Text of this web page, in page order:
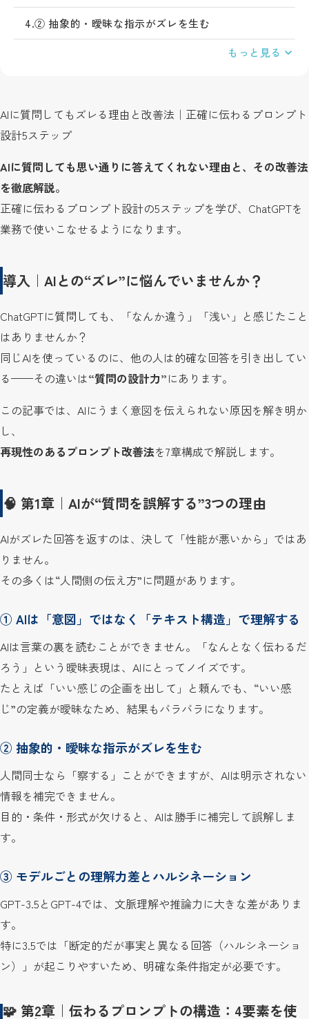
4.② 抽象的・曖昧な指示がズレを生む
もっと見る
AIに質問してもズレる理由と改善法｜正確に伝わるプロンプト
設計5ステップ
AIに質問しても思い通りに答えてくれない理由と、その改善法
を徹底解説。
正確に伝わるプロンプト設計の5ステップを学び、ChatGPTを
業務で使いこなせるようになります。
導入｜AIとの“ズレ”に悩んでいませんか？
ChatGPTに質問しても、「なんか違う」「浅い」と感じたこと
はありませんか？
同じAIを使っているのに、他の人は的確な回答を引き出してい
る——その違いは“質問の設計力”にあります。
この記事では、AIにうまく意図を伝えられない原因を解き明か
し、
再現性のあるプロンプト改善法を7章構成で解説します。
🧠 第1章｜AIが“質問を誤解する”3つの理由
AIがズレた回答を返すのは、決して「性能が悪いから」ではあ
りません。
その多くは“人間側の伝え方”に問題があります。
① AIは「意図」ではなく「テキスト構造」で理解する
AIは言葉の裏を読むことができません。「なんとなく伝わるだ
ろう」という曖昧表現は、AIにとってノイズです。
たとえば「いい感じの企画を出して」と頼んでも、“いい感
じ”の定義が曖昧なため、結果もバラバラになります。
② 抽象的・曖昧な指示がズレを生む
人間同士なら「察する」ことができますが、AIは明示されない
情報を補完できません。
目的・条件・形式が欠けると、AIは勝手に補完して誤解しま
す。
③ モデルごとの理解力差とハルシネーション
GPT-3.5とGPT-4では、文脈理解や推論力に大きな差がありま
す。
特に3.5では「断定的だが事実と異なる回答（ハルシネーショ
ン）」が起こりやすいため、明確な条件指定が必要です。
🧩 第2章｜伝わるプロンプトの構造：4要素を使